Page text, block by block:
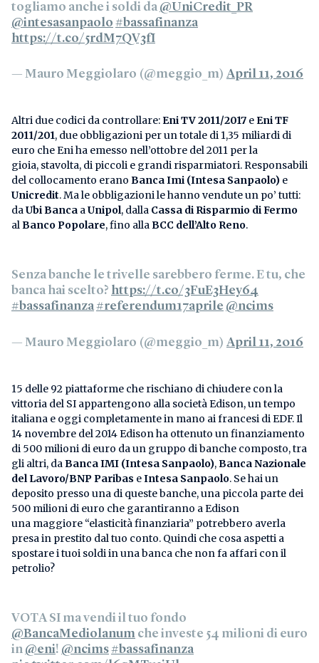
togliamo anche i soldi da @UniCredit_PR
@intesasanpaolo #bassafinanza
https://t.co/5rdM7QV3fI
— Mauro Meggiolaro (@meggio_m) April 11, 2016
Altri due codici da controllare:Eni TV 2011/2017 eEni TF
2011/201, due obbligazioni per un totale di 1,35 miliardi di
euro che Eni ha emesso nell’ottobre del 2011 per la
gioia, stavolta, di piccoli e grandi risparmiatori. Responsabili
del collocamento erano Banca Imi (Intesa Sanpaolo) e
Unicredit. Ma le obbligazioni le hanno vendute un po’ tutti:
daUbi Banca aUnipol, dalla Cassa di Risparmio di Fermo
alBanco Popolare, fino allaBCC dell’Alto Reno.
Senza banche le trivelle sarebbero ferme. E tu, che
banca hai scelto? https://t.co/3FuE3Hey64
#bassafinanza#referendum17aprile @ncims
— Mauro Meggiolaro (@meggio_m) April 11, 2016
15 delle 92 piattaforme che rischiano di chiudere con la
vittoria del SI appartengono alla società Edison, un tempo
italiana e oggi completamente in mano ai francesi di EDF. Il
14 novembre del 2014 Edison ha ottenuto un finanziamento
di 500 milioni di euro da un gruppo di banche composto, tra
gli altri, daBanca IMI (Intesa Sanpaolo),Banca Nazionale
del Lavoro/BNP Paribas eIntesa Sanpaolo. Se hai un
deposito presso una di queste banche, una piccola parte dei
500 milioni di euro che garantiranno a Edison
una maggiore “elasticità finanziaria” potrebbero averla
presa in prestito dal tuo conto. Quindi che cosa aspetti a
spostare i tuoi soldi in una banca che non fa affari con il
petrolio?
VOTA SI ma vendi il tuo fondo
@BancaMediolanum che investe 54 milioni di euro
in @eni! @ncims#bassafinanza